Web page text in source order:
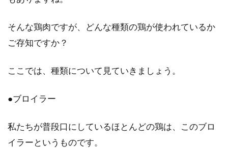
番スタイ...
材料の卵と牛乳の栄養は？
そんな鶏肉ですが、どんな種類の鶏が使われているか
ご存知ですか？
ここでは、種類について見ていきましょう。
●ブロイラー
私たちが普段口にしているほとんどの鶏は、このブロ
イラーというものです。